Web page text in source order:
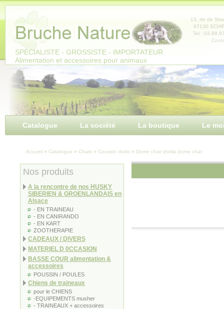
SPÉCIALISTE - GROSSISTE - IMPORTATEUR
Alimentation et accessoires pour animaux
13, rte de
67130
Tel :
Catalogue La société La boutique Le
Accueil » Catalogue » Chats » Coussin dodo » Dome chat sheila dome chat
Nos produits
A la rencontre de nos HUSKY
SIBERIEN & GROENLANDAIS en
Alsace
- EN TRAINEAU
- EN CANIRANDO
- EN KART
ZOOTHERAPIE
CADEAUX / DIVERS
MATERIEL D 0CCASION
BASSE COUR alimentation &
accessoires
POUSSIN / POULES
Chiens de traineaux
pour le CHIENS
-EQUIPEMENTS musher
- TRAINEAUX + accessoires
Panneau de gestion des cookies